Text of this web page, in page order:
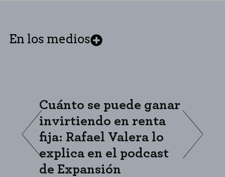
En los medios
Cuánto se puede ganar
invirtiendo en renta
fija: Rafael Valera lo
explica en el podcast
de Expansión